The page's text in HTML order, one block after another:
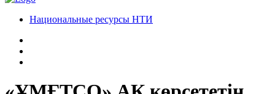
Национальные ресурсы НТИ